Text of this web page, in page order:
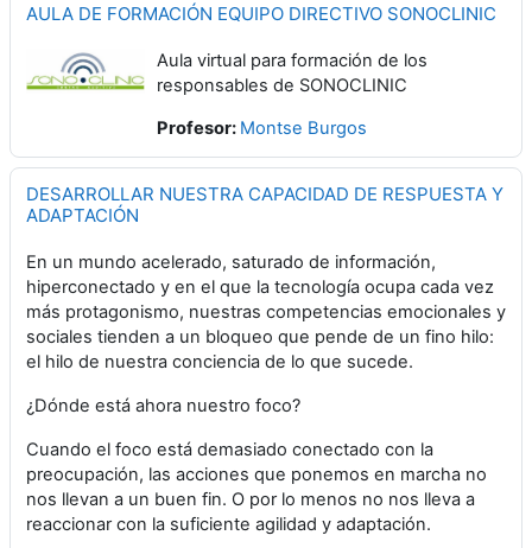
AULA DE FORMACIÓN EQUIPO DIRECTIVO SONOCLINIC
Aula virtual para formación de los
responsables de SONOCLINIC
Profesor: Montse Burgos
DESARROLLAR NUESTRA CAPACIDAD DE RESPUESTA Y
ADAPTACIÓN
En un mundo acelerado, saturado de información,
hiperconectado y en el que la tecnología ocupa cada vez
más protagonismo, nuestras competencias emocionales y
sociales tienden a un bloqueo que pende de un fino hilo:
el hilo de nuestra conciencia de lo que sucede.
¿Dónde está ahora nuestro foco?
Cuando el foco está demasiado conectado con la
preocupación, las acciones que ponemos en marcha no
nos llevan a un buen fin. O por lo menos no nos lleva a
reaccionar con la suficiente agilidad y adaptación.